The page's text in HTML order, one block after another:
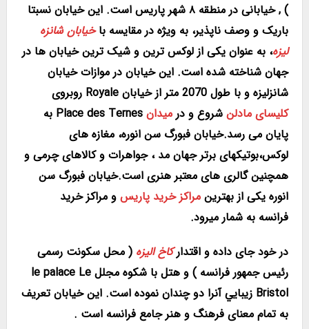
) , خیابانی در منطقه ۸ شهر پاریس است. این خیابان نسبتا
باریک و وصف ناپذیر، به ویژه در مقایسه باخیابان شانزه
لیزه، به عنوان یکی از لوکس ترین و شیک ترین خیابان ها در
جهان شناخته شده است. این خیابان در موازات خیابان
شانزلیزه و با طول 2070 متر از خیابان Royale روبروی
کلیسای مادلنشروع و در میدان
Place des Ternes به
پایان می رسد.خيابان فبورگ سن انوره، مغازه های
لوکس،بوتیکهای برتر جهان مد ، جواهرات و کالاهای چرمی و
همچنین گالری های معتبر هنری است.خیابان فبورگ سن
انوره یکی از بهترین مراکز خرید پاریسو مراکز خرید
فرانسه به شمار میرود.
در خود جای داده و اقتدارکاخ اليزه ( محل سکونت رسمی
رئیس جمهور فرانسه ) و هتل با شکوه مجلل le palace Le
Bristol زیبایي آنرا دو چندان نموده است. این خیابان تعریف
به تمام معنای فرهنگ و هنر جامع فرانسه است .